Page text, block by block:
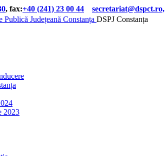
, fax:+40 (241) 23 00 44 secretariat@dspct.ro,
DSPJ Constanța
2023